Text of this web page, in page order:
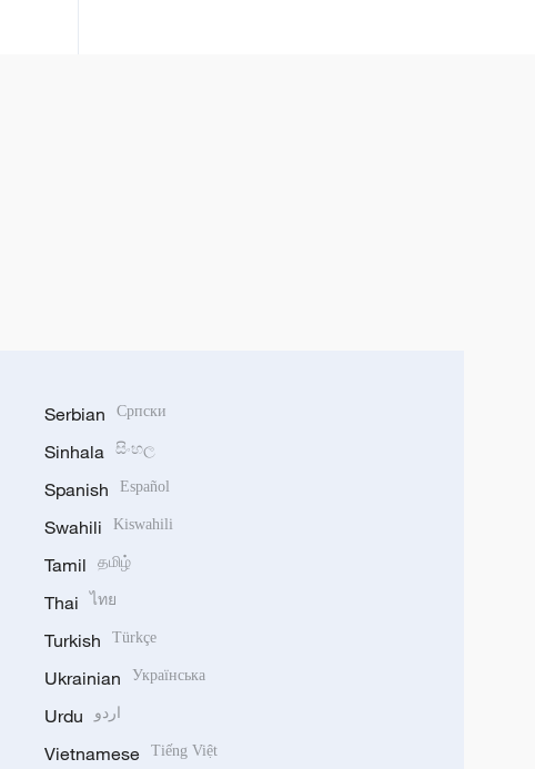
Serbian Српски
Sinhala සිංහල
Spanish Español
Swahili Kiswahili
Tamil தமிழ்
Thai ไทย
Turkish Türkçe
Ukrainian Українська
Urdu اردو
Vietnamese Tiếng Việt